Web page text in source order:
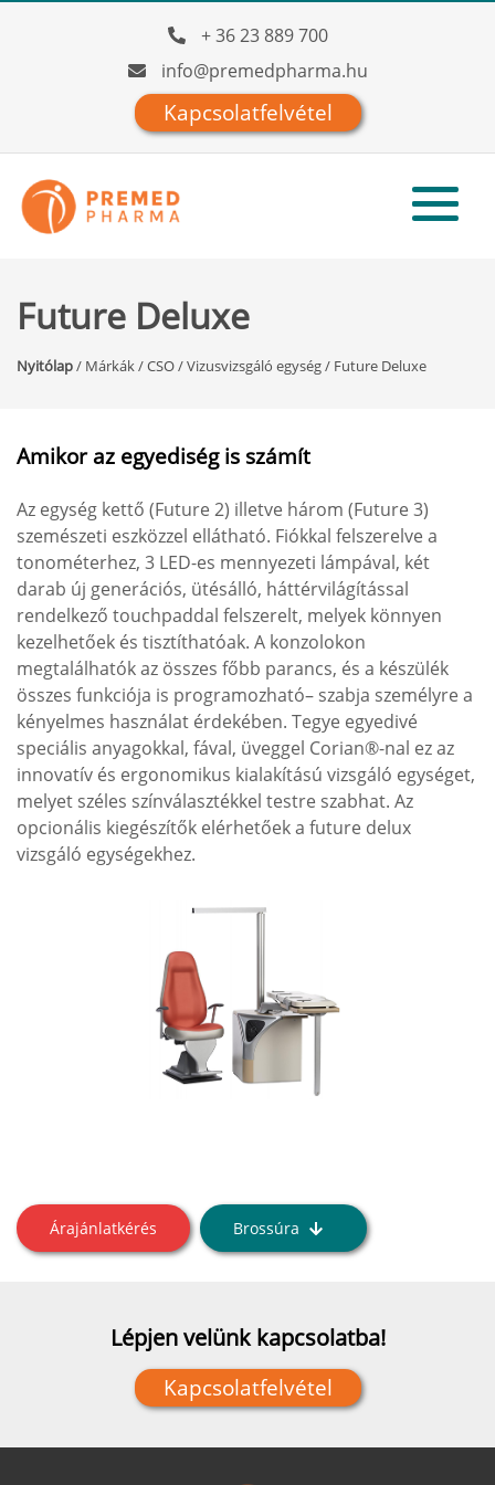
+ 36 23 889 700
info@premedpharma.hu
Kapcsolatfelvétel
Future Deluxe
Nyitólap/ Márkák/CSO/Vizusvizsgáló egység/ Future Deluxe
Amikor az egyediség is számít
Az egység kettő (Future 2) illetve három (Future 3)
szemészeti eszközzel ellátható. Fiókkal felszerelve a
tonométerhez, 3 LED-es mennyezeti lámpával, két
darab új generációs, ütésálló, háttérvilágítással
rendelkező touchpaddal felszerelt, melyek könnyen
kezelhetőek és tisztíthatóak. A konzolokon
megtalálhatók az összes főbb parancs, és a készülék
összes funkciója is programozható– szabja személyre a
kényelmes használat érdekében. Tegye egyedivé
speciális anyagokkal, fával, üveggel Corian®-nal ez az
innovatív és ergonomikus kialakítású vizsgáló egységet,
melyet széles színválasztékkel testre szabhat. Az
opcionális kiegészítők elérhetőek a future delux
vizsgáló egységekhez.
Árajánlatkérés Brossúra
Lépjen velünk kapcsolatba!
Kapcsolatfelvétel